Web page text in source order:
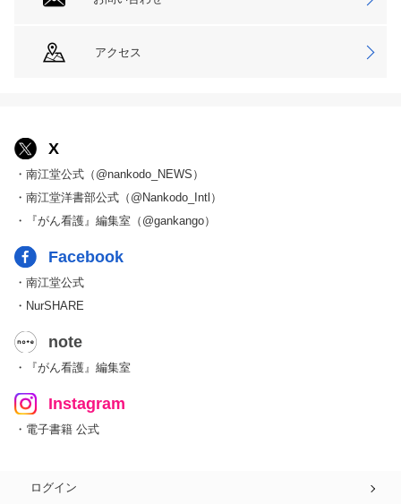
アクセス
X
・南江堂公式（@nankodo_NEWS）
・南江堂洋書部公式（@Nankodo_Intl）
・『がん看護』編集室（@gankango）
Facebook
・南江堂公式
・NurSHARE
note
・『がん看護』編集室
Instagram
・電子書籍 公式
ログイン